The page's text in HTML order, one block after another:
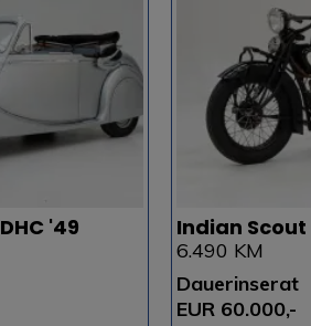
'49 Indian Scout
6.490 KM
Dauerinserat
EUR 60.000,-